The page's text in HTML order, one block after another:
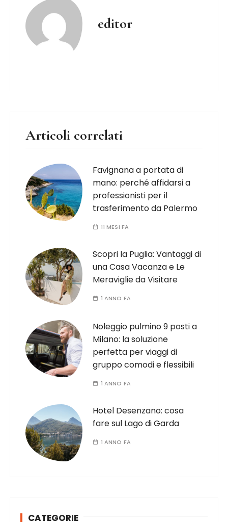
editor
Articoli correlati
Favignana a portata di
mano: perché affidarsi a
professionisti per il
trasferimento da Palermo
11 MESI FA
Scopri la Puglia: Vantaggi di
una Casa Vacanza e Le
Meraviglie da Visitare
1 ANNO FA
Noleggio pulmino 9 posti a
Milano: la soluzione
perfetta per viaggi di
gruppo comodi e flessibili
1 ANNO FA
Hotel Desenzano: cosa
fare sul Lago di Garda
1 ANNO FA
CATEGORIE